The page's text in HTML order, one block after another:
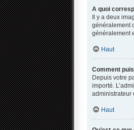
A quoi
Il y a deux
généralement
généralement
Haut
Comment
Depuis votre
importé.
administrateur
Haut